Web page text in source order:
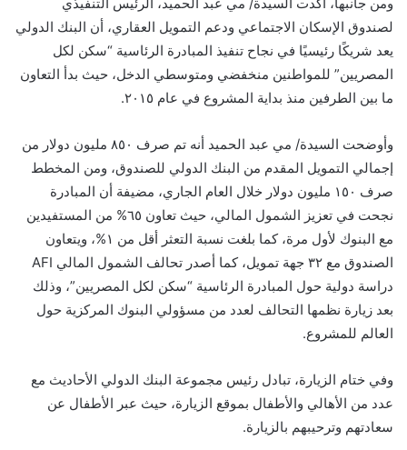
لصندوق الإسكان الاجتماعي ودعم التمويل العقاري، أن البنك الدولي
يعد شريكًا رئيسيًا في نجاح تنفيذ المبادرة الرئاسية “سكن لكل
المصريين” للمواطنين منخفضي ومتوسطي الدخل، حيث بدأ التعاون
ما بين الطرفين منذ بداية المشروع في عام ٢٠١٥.
وأوضحت السيدة/ مي عبد الحميد أنه تم صرف ٨٥٠ مليون دولار من
إجمالي التمويل المقدم من البنك الدولي للصندوق، ومن المخطط
صرف ١٥٠ مليون دولار خلال العام الجاري، مضيفة أن المبادرة
نجحت في تعزيز الشمول المالي، حيث تعاون ٦٥% من المستفيدين
مع البنوك لأول مرة، كما بلغت نسبة التعثر أقل من ١%، ويتعاون
الصندوق مع ٣٢ جهة تمويل، كما أصدر تحالف الشمول المالي AFI
دراسة دولية حول المبادرة الرئاسية “سكن لكل المصريين”، وذلك
بعد زيارة نظمها التحالف لعدد من مسؤولي البنوك المركزية حول
العالم للمشروع.
وفي ختام الزيارة، تبادل رئيس مجموعة البنك الدولي الأحاديث مع
عدد من الأهالي والأطفال بموقع الزيارة، حيث عبر الأطفال عن
سعادتهم وترحيبهم بالزيارة.